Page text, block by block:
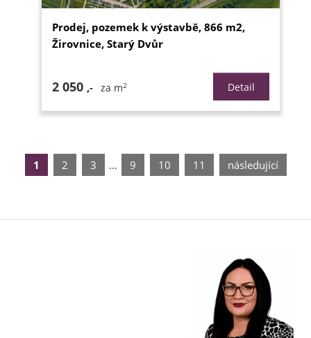
Prodej, pozemek k výstavbě, 866 m2,
Žirovnice, Starý Dvůr
2 050 ,- za m2 Detail
1 2 3 ... 9 10 11 následující